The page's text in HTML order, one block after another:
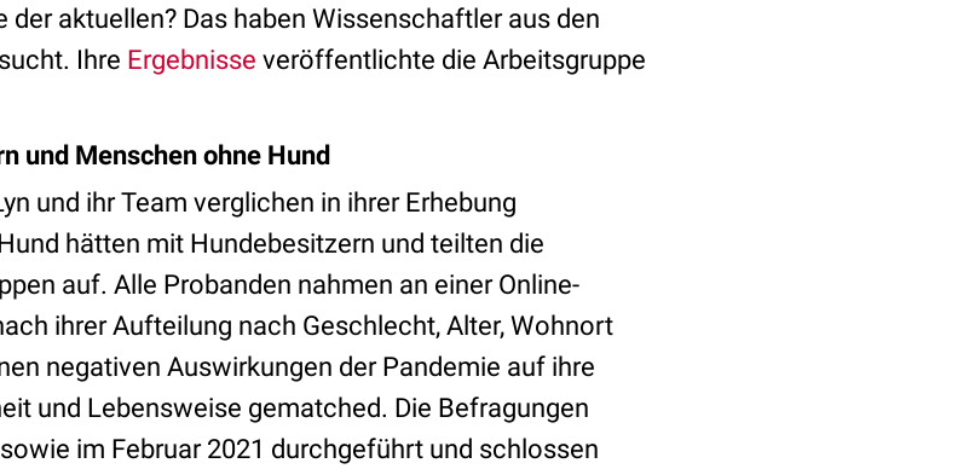
aktuellen? Das haben Wissenschaftler aus den
Ihre Ergebnisse veröffentlichte die Arbeitsgruppe
und Menschen ohne Hund
und ihr Team verglichen in ihrer Erhebung
hätten mit Hundebesitzern und teilten die
auf. Alle Probanden nahmen an einer Online-
ihrer Aufteilung nach Geschlecht, Alter, Wohnort
negativen Auswirkungen der Pandemie auf ihre
und Lebensweise gematched. Die Befragungen
im Februar 2021 durchgeführt und schlossen